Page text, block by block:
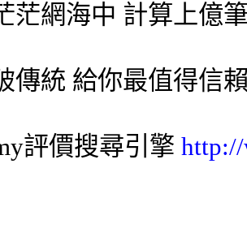
茫網海中 計算上億
傳統 給你最值得信
評價搜尋引擎